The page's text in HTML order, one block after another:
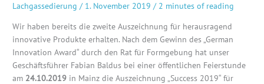
Lachgassedierung / 1. November 2019/ 2 minutes of reading
Wir haben bereits die zweite Auszeichnung für herausragend
innovative Produkte erhalten. Nach dem Gewinn des „German
Innovation Award“ durch den Rat für Formgebung hat unser
Geschäftsführer Fabian Baldus bei einer öffentlichen Feierstunde
am 24.10.2019 in Mainz die Auszeichnung „Success 2019“ für